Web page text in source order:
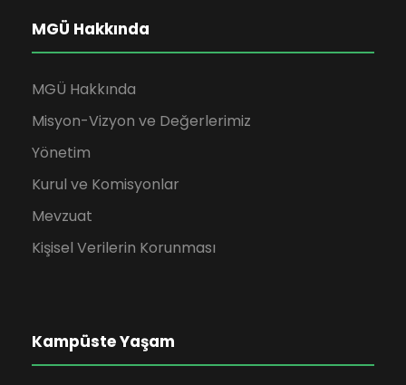
MGÜ Hakkında
MGÜ Hakkında
Misyon-Vizyon ve Değerlerimiz
Yönetim
Kurul ve Komisyonlar
Mevzuat
Kişisel Verilerin Korunması
Kampüste Yaşam